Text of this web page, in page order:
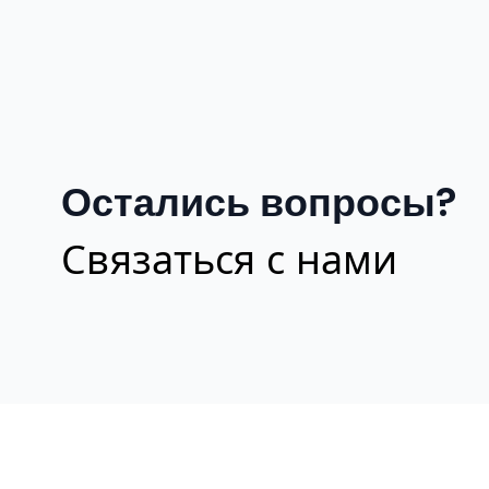
Остались вопросы?
Связаться с нами